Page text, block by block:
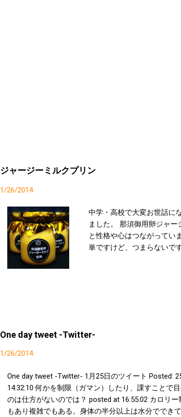
ジャージーミルクプリン
1/26/2014
中学・高校で大変お世話に
ました。 那須御用卵ジャ
と性格や心はつながってい
単ですけど、つまらないで
One day tweet -Twitter-
1/26/2014
One day tweet -Twitter- 1月25日のツイート Posted:
14:32:10 何かを制限（ガマン）したり、課すことで
のは仕方がないのでは？ posted at 16:55:02 カロリ
もあり複雑でもある。身体の半分以上は水分ででき